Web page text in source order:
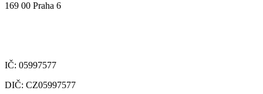
169 00 Praha 6
IČ: 05997577
DIČ: CZ05997577